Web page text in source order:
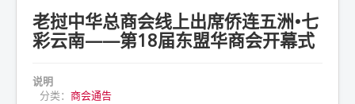
关
商会通告
联系我们
老挝中华总商会线上出席侨连五洲•七
彩云南——第18届东盟华商会开幕式
说明
分类： 商会通告